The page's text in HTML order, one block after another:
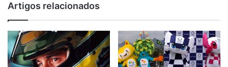
Artigos relacionados